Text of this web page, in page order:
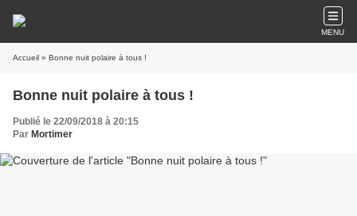
MENU
Accueil » Bonne nuit polaire à tous !
Bonne nuit polaire à tous !
Publié le 22/09/2018 à 20:15
Par Mortimer